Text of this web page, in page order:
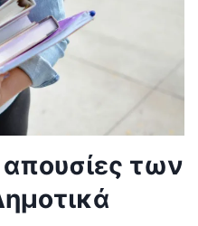
απουσίες των